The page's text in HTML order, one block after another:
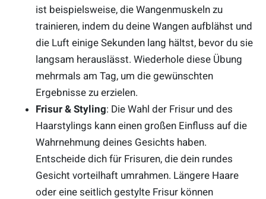
ist beispielsweise, die Wangenmuskeln zu
trainieren, indem du deine Wangen aufblähst und
die Luft einige Sekunden lang hältst, bevor du sie
langsam herauslässt. Wiederhole diese Übung
mehrmals am Tag, um die gewünschten
Ergebnisse zu erzielen.
Frisur & Styling: Die Wahl der Frisur und des
Haarstylings kann einen großen Einfluss auf die
Wahrnehmung deines Gesichts haben.
Entscheide dich für Frisuren, die dein rundes
Gesicht vorteilhaft umrahmen. Längere Haare
oder eine seitlich gestylte Frisur können